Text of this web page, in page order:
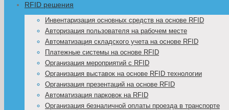
RFID решения
Инвентаризация основных средств на основе RFID
Авторизация пользователя на рабочем месте
Автоматизация складского учета на основе RFID
Платежные системы на основе RFID
Организация мероприятий с RFID
Организация выставок на основе RFID технологии
Организация презентаций на основе RFID
Автоматизация парковок на RFID
Организация безналичной оплаты проезда в транспорте